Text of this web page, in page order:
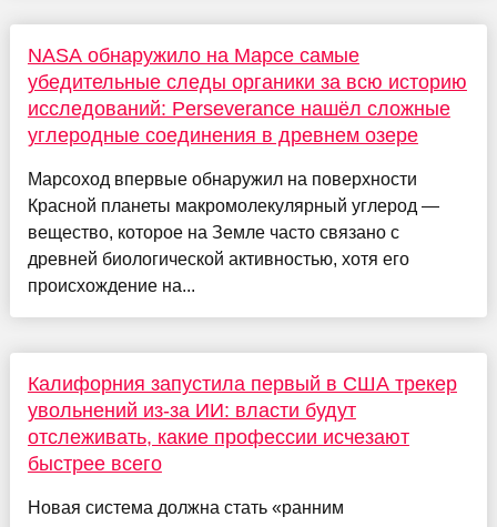
NASA обнаружило на Марсе самые
убедительные следы органики за всю историю
исследований: Perseverance нашёл сложные
углеродные соединения в древнем озере
Марсоход впервые обнаружил на поверхности
Красной планеты макромолекулярный углерод —
вещество, которое на Земле часто связано с
древней биологической активностью, хотя его
происхождение на...
Калифорния запустила первый в США трекер
увольнений из-за ИИ: власти будут
отслеживать, какие профессии исчезают
быстрее всего
Новая система должна стать «ранним